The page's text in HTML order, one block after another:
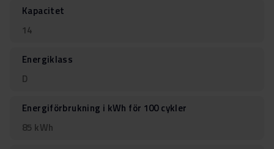
Kapacitet
14
Energiklass
D
Energiförbrukning i kWh för 100 cykler
85 kWh